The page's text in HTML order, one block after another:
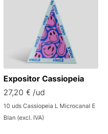
Expositor Cassiopeia
27,20 € /ud
10 uds Cassiopeia L Microcanal E
Blan (excl. IVA)